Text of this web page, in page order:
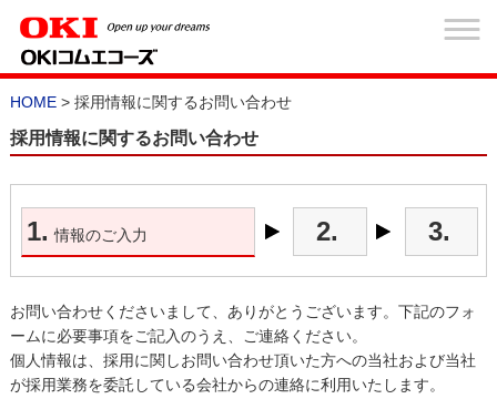
HOME> 採用情報に関するお問い合わせ
採用情報に関するお問い合わせ
1. 情報のご入力 2. 3.
お問い合わせくださいまして、ありがとうございます。下記のフォ
ームに必要事項をご記入のうえ、ご連絡ください。
個人情報は、採用に関しお問い合わせ頂いた方への当社および当社
が採用業務を委託している会社からの連絡に利用いたします。